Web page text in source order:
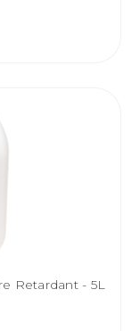
Retardant - 5L